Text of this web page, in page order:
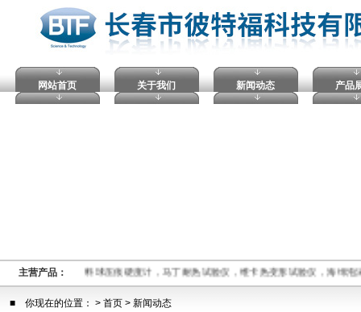
网站首页 关于我们 新闻动态 产品
主营产品：
压击穿试验仪，塑料球压痕硬度计，马丁耐热试验仪，维卡热变形试验仪，海绵
■ 你现在的位置： > 首页 > 新闻动态